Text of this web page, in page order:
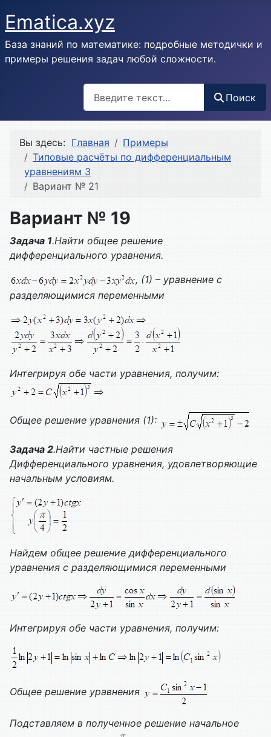
Ematica.xyz
База знаний по математике: подробные методички и
примеры решения задач любой сложности.
Поиск
Вы здесь: Главная
Примеры
Типовые расчёты по дифференциальным
уравнениям 3
Вариант № 21
Вариант № 19
Задача 1.Найти общее решение
дифференциального уравнения.
, (1) – уравнение с
разделяющимися переменными
Интегрируя обе части уравнения, получим:
Общее решение уравнения (1):
Задача 2.Найти частные решения
Дифференциального уравнения, удовлетворяющие
начальным условиям.
Найдем общее решение дифференциального
уравнения с разделяющимися переменными
Интегрируя обе части уравнения, получим:
Общее решение уравнения
Подставляем в полученное решение начальное